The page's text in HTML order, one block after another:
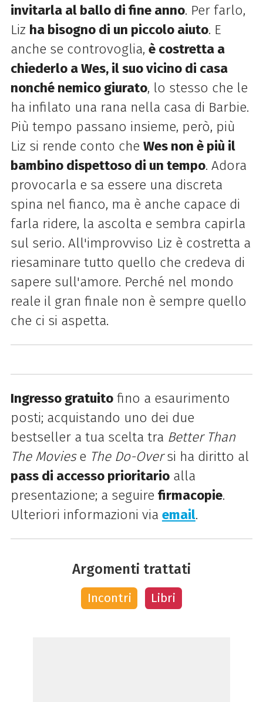
invitarla al ballo di fine anno. Per farlo,
Liz ha bisogno di un piccolo aiuto. E
anche se controvoglia, è costretta a
chiederlo a Wes, il suo vicino di casa
nonché nemico giurato, lo stesso che le
ha infilato una rana nella casa di Barbie.
Più tempo passano insieme, però, più
Liz si rende conto che Wes non è più il
bambino dispettoso di un tempo. Adora
provocarla e sa essere una discreta
spina nel fianco, ma è anche capace di
farla ridere, la ascolta e sembra capirla
sul serio. All'improvviso Liz è costretta a
riesaminare tutto quello che credeva di
sapere sull'amore. Perché nel mondo
reale il gran finale non è sempre quello
che ci si aspetta.
Ingresso gratuitofino a esaurimento
posti; acquistando uno dei due
bestseller a tua scelta tra Better Than
The Moviese The Do-Oversi ha diritto al
pass di accesso prioritarioalla
presentazione; a seguire firmacopie.
Ulteriori informazioni via email.
Argomenti trattati
Incontri Libri